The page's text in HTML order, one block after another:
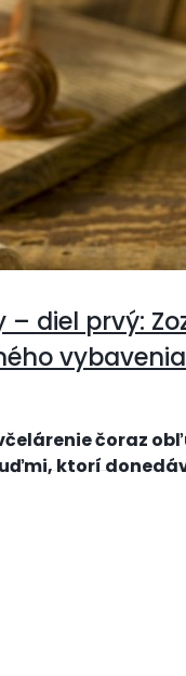
diel prvý:
vybavenia
čoraz
ktorí